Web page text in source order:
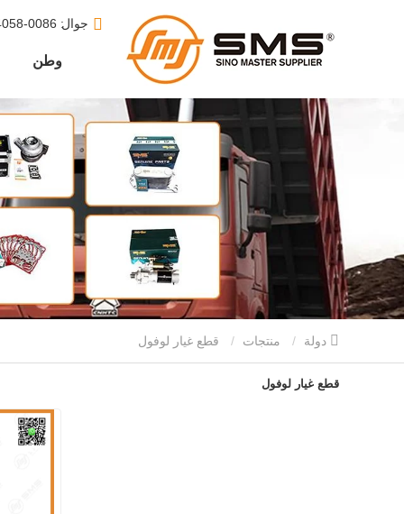
وطن
جوال
: 0086-15610164058
منتجات
قطع غيار لوفول